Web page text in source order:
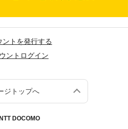
ントを発行する
ントログイン
ジトップへ
DOCOMO